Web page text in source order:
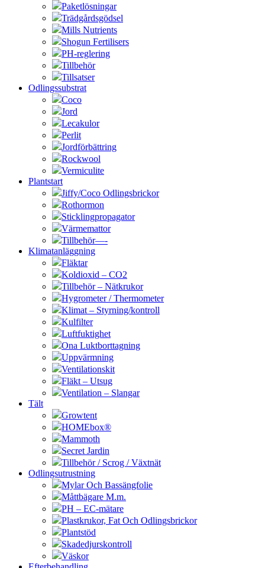
Paketlösningar
Trädgårdsgödsel
Mills Nutrients
Shogun Fertilisers
PH-reglering
Tillbehör
Tillsatser
Odlingssubstrat
Coco
Jord
Lecakulor
Perlit
Jordförbättring
Rockwool
Vermiculite
Plantstart
Jiffy/Coco Odlingsbrickor
Rothormon
Sticklingpropagator
Värmemattor
Tillbehör—-
Klimatanläggning
Fläktar
Koldioxid – CO2
Tillbehör – Nätkrukor
Hygrometer / Thermometer
Klimat – Styrning/kontroll
Kulfilter
Luftfuktighet
Ona Luktborttagning
Uppvärmning
Ventilationskit
Fläkt – Utsug
Ventilation – Slangar
Tält
Growtent
HOMEbox®
Mammoth
Secret Jardin
Tillbehör / Scrog / Växtnät
Odlingsutrustning
Mylar Och Bassängfolie
Måttbägare M.m.
PH – EC-mätare
Plastkrukor, Fat Och Odlingsbrickor
Plantstöd
Skadedjurskontroll
Väskor